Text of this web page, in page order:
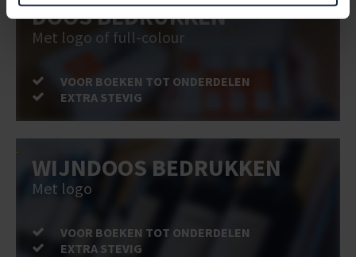
DOOS BEDRUKKEN
Met logo of full-colour
VOOR BOEKEN TOT ONDERDELEN
EXTRA STEVIG
WIJNDOOS BEDRUKKEN
Met logo
VOOR BOEKEN TOT ONDERDELEN
EXTRA STEVIG